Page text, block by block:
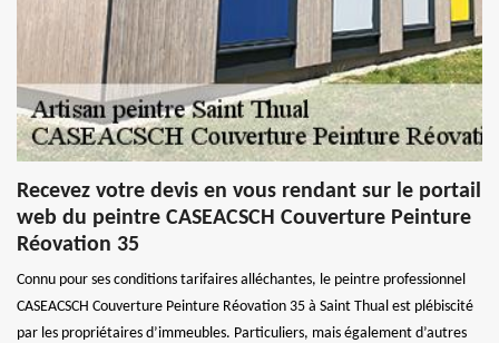
Recevez votre devis en vous rendant sur le portail
web du peintre CASEACSCH Couverture Peinture
Réovation 35
Connu pour ses conditions tarifaires alléchantes, le peintre professionnel
CASEACSCH Couverture Peinture Réovation 35 à Saint Thual est plébiscité
par les propriétaires d’immeubles. Particuliers, mais également d’autres